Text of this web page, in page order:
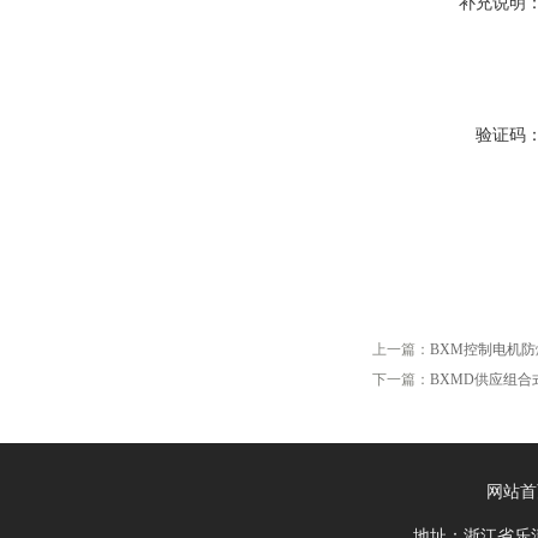
验证码
上一篇： BXM控制电机
下一篇： BXMD供应组合
网站